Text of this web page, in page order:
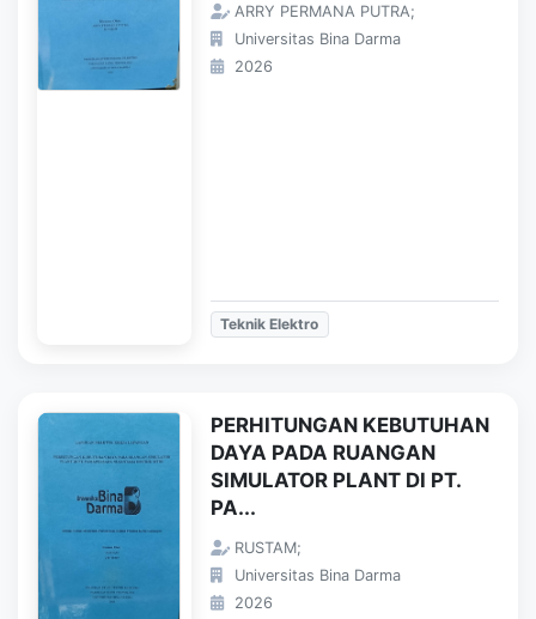
ARRY PERMANA PUTRA;
Universitas Bina Darma
2026
Teknik Elektro
PERHITUNGAN KEBUTUHAN
DAYA PADA RUANGAN
SIMULATOR PLANT DI PT.
PA...
RUSTAM;
Universitas Bina Darma
2026